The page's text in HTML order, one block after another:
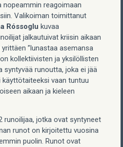
nopeammin reagoimaan
Valikoiman toimittanut
Róssoglu kuvaa
jalkautuivat kriisin aikaan
”lunastaa asemansa
kollektiivisten ja yksilöllisten
syntyvää runoutta, joka ei jää
vaan tuntuu
aikaan ja kieleen
runoilijaa, jotka ovat syntyneet
runot on kirjoitettu vuosina
puolin. Runot ovat